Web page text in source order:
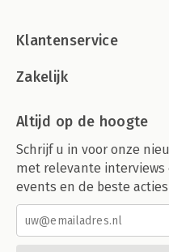
Klantenservice
Zakelijk
Altijd op de hoogte
Schrijf u in voor onze
met relevante interviews
events en de beste